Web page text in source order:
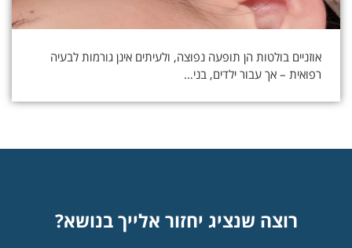
אוזניים בולטות הן תופעה נפוצה, ולעיתים אינן גורמות לבעיה
רפואית – אך עבור ילדים, בני…
רוצה שנציג יחזור אלייך בנושא?